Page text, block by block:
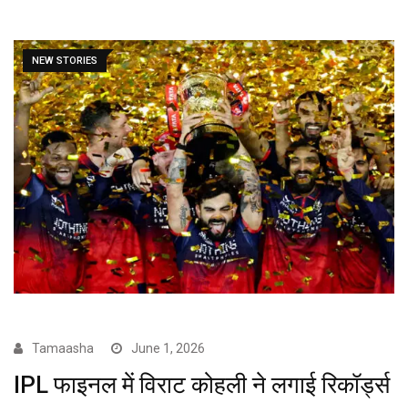
NEW STORIES
Tamaasha June 1, 2026
IPL फाइनल में विराट कोहली ने लगाई रिकॉर्ड्स